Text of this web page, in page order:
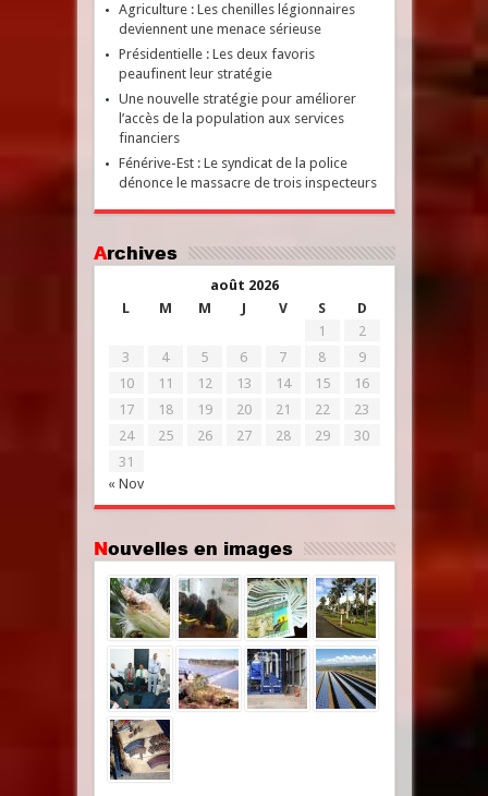
Agriculture : Les chenilles légionnaires
deviennent une menace sérieuse
Présidentielle : Les deux favoris
peaufinent leur stratégie
Une nouvelle stratégie pour améliorer
l’accès de la population aux services
financiers
Fénérive-Est : Le syndicat de la police
dénonce le massacre de trois inspecteurs
Archives
août 2026
L
M M J V S D
« Nov
1
2
3
4 5 6 7 8
9
10
11 12 13 14 15
16
17
18 19 20 21 22
23
24
25 26 27 28 29
30
31
Nouvelles en images